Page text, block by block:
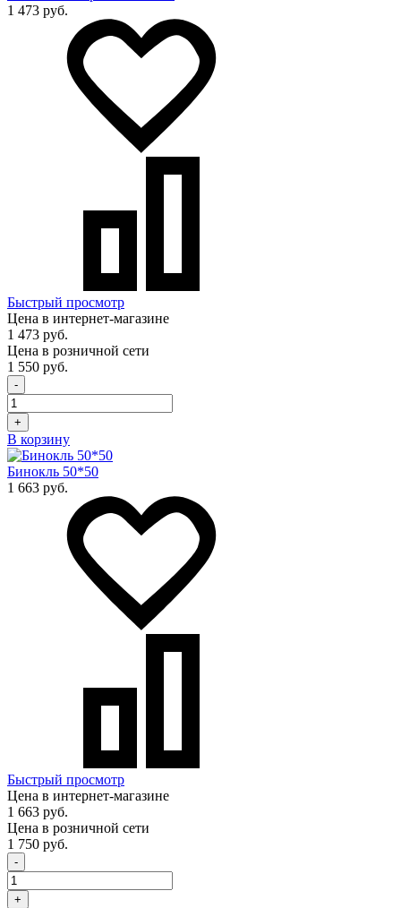
1 473 руб.
Быстрый просмотр
Цена в интернет-магазине
1 473 руб.
Цена в розничной сети
1 550 руб.
-
+
В корзину
Бинокль 50*50
1 663 руб.
Быстрый просмотр
Цена в интернет-магазине
1 663 руб.
Цена в розничной сети
1 750 руб.
-
+